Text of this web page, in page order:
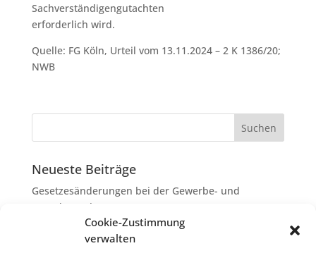
Cookie-Zustimmung
verwalten
Sachverständigengutachten
erforderlich wird.
Quelle: FG Köln, Urteil vom 13.11.2024 – 2 K 1386/20;
NWB
Neueste Beiträge
Gesetzesänderungen bei der Gewerbe- und
Grunderwerbsteuer
Erbschaftsteuer: Rechtsanwaltskosten bei Streit über
Erbauseinandersetzung als